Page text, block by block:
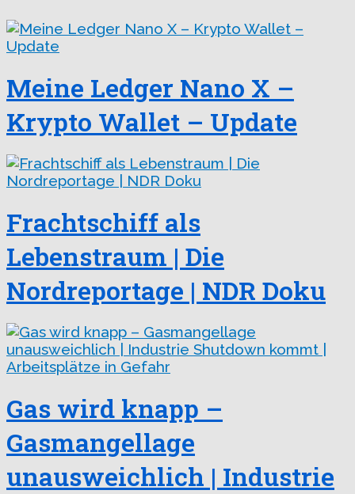
Meine Ledger Nano X –
Krypto Wallet – Update
Frachtschiff als
Lebenstraum | Die
Nordreportage | NDR Doku
Gas wird knapp –
Gasmangellage
unausweichlich | Industrie